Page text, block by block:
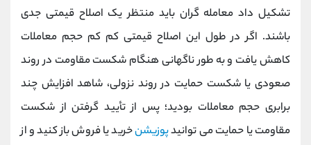
تشکیل داد معامله گران باید منتظر یک اصلاح قیمتی جدی
باشند. اگر در طول این اصلاح قیمتی کم کم حجم معاملات
کاهش یافت و به طور ناگهانی هنگام شکست مقاومت در روند
صعودی یا شکست حمایت در روند نزولی، شاهد افزایش چند
برابری حجم معاملات بودید؛ پس از تأیید گرفتن از شکست
مقاومت یا حمایت می‌ توانیدپوزیشنخرید یا فروش باز کنید و از